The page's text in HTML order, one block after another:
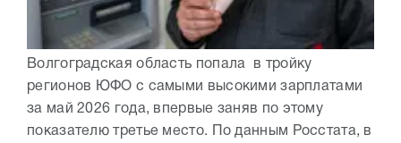
Волгоградская область попала в тройку
регионов ЮФО с самыми высокими зарплатами
за май 2026 года, впервые заняв по этому
показателю третье место. По данным Росстата, в